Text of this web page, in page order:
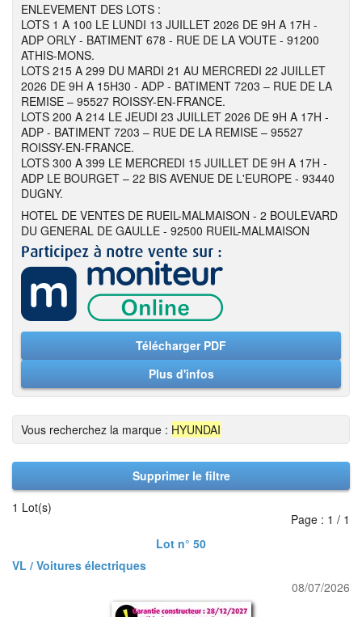
ENLEVEMENT DES LOTS :
LOTS 1 A 100 LE LUNDI 13 JUILLET 2026 DE 9H A 17H -
ADP ORLY - BATIMENT 678 - RUE DE LA VOUTE - 91200
ATHIS-MONS.
LOTS 215 A 299 DU MARDI 21 AU MERCREDI 22 JUILLET
2026 DE 9H A 15H30 - ADP - BATIMENT 7203 – RUE DE LA
REMISE – 95527 ROISSY-EN-FRANCE.
LOTS 200 A 214 LE JEUDI 23 JUILLET 2026 DE 9H A 17H -
ADP - BATIMENT 7203 – RUE DE LA REMISE – 95527
ROISSY-EN-FRANCE.
LOTS 300 A 399 LE MERCREDI 15 JUILLET DE 9H A 17H -
ADP LE BOURGET – 22 BIS AVENUE DE L'EUROPE - 93440
DUGNY.
HOTEL DE VENTES DE RUEIL-MALMAISON - 2 BOULEVARD
DU GENERAL DE GAULLE - 92500 RUEIL-MALMAISON
Télécharger PDF
Plus d'infos
Vous recherchez la marque : HYUNDAI
Supprimer le filtre
1 Lot(s)
Page : 1 / 1
Lot n° 50
VL / Voitures électriques
08/07/2026